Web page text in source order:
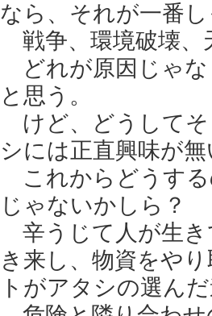
なら、それが一番
戦争、環境破壊
どれが原因じゃな
と思う。
けど、どうしてそ
シには正直興味が
これからどうする
じゃないかしら？
辛うじて人が生き
き来し、物資をや
トがアタシの選ん